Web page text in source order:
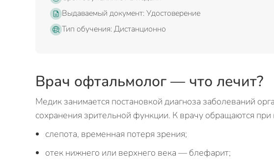
Выдаваемый документ: Удостоверение
Тип обучения: Дистанционно
Врач офтальмолог — что лечит?
Медик занимается постановкой диагноза заболеваний
сохранения зрительной функции. К врачу обращаются
слепота, временная потеря зрения;
отек нижнего или верхнего века — блефарит;